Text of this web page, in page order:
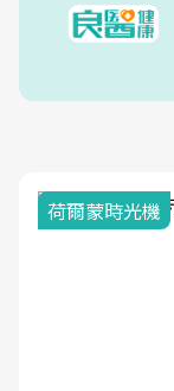
荷爾蒙時光機